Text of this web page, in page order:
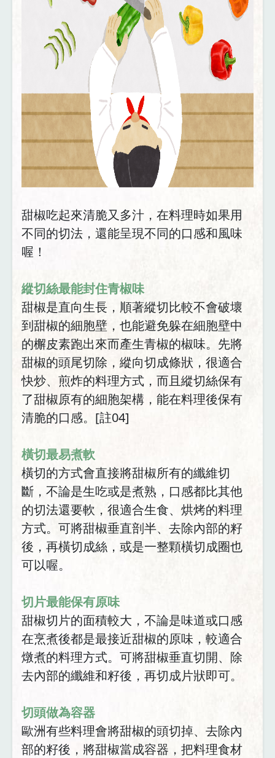
甜椒吃起來清脆又多汁，在料理時如果用
不同的切法，還能呈現不同的口感和風味
喔！
縱切絲最能封住青椒味
甜椒是直向生長，順著縱切比較不會破壞
到甜椒的細胞壁，也能避免躲在細胞壁中
的檞皮素跑出來而產生青椒的椒味。先將
甜椒的頭尾切除，縱向切成條狀，很適合
快炒、煎炸的料理方式，而且縱切絲保有
了甜椒原有的細胞架構，能在料理後保有
清脆的口感。[註04]
橫切最易煮軟
橫切的方式會直接將甜椒所有的纖維切
斷，不論是生吃或是煮熟，口感都比其他
的切法還要軟，很適合生食、烘烤的料理
方式。可將甜椒垂直剖半、去除內部的籽
後，再橫切成絲，或是一整顆橫切成圈也
可以喔。
切片最能保有原味
甜椒切片的面積較大，不論是味道或口感
在烹煮後都是最接近甜椒的原味，較適合
燉煮的料理方式。可將甜椒垂直切開、除
去內部的纖維和籽後，再切成片狀即可。
切頭做為容器
歐洲有些料理會將甜椒的頭切掉、去除內
部的籽後，將甜椒當成容器，把料理食材